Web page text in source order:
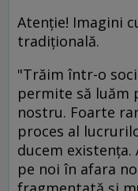
Atenţie! Imagini
tradiţională.
"Trăim într-o
permite să luăm
nostru. Foarte
proces al
ducem existenţa.
pe noi în afara